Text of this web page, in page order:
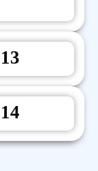
13
14